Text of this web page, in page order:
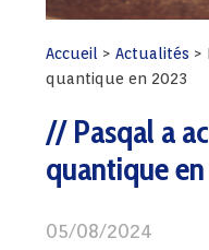
Accueil >Actualités >
quantique en 2023
Pasqal a
quantique
05/08/2024